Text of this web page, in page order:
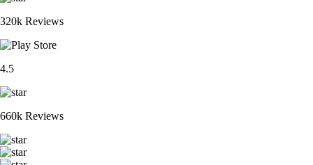
320k Reviews
4.5
660k Reviews